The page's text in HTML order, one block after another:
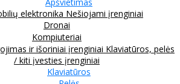
elektronika Nešiojami įrenginiai
Dronai
Kompiuteriai
ir išoriniai įrenginiai Klaviatūros, pelės
/ kiti įvesties įrenginiai
Klaviatūros